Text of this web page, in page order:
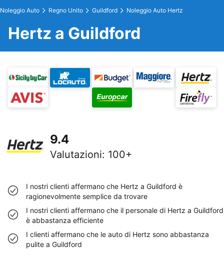
Noleggio Auto Regno Unito Guildford Noleggio Auto Hertz
Hertz a Guildford
9.4
Valutazioni: 100+
I nostri clienti affermano che Hertz a Guildford è
ragionevolmente semplice da trovare
I nostri clienti affermano che il personale di Hertz a Guildford
è abbastanza efficiente
I clienti affermano che le auto di Hertz sono abbastanza
pulite a Guildford